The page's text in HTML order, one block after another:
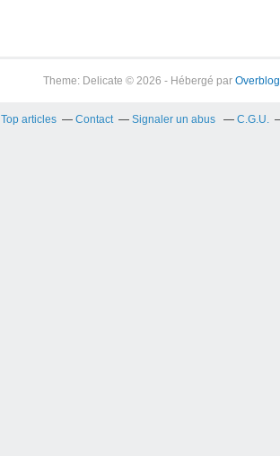
Theme: Delicate © 2026 - Hébergé par Overblog
Top articles Contact Signaler un abus C.G.U.